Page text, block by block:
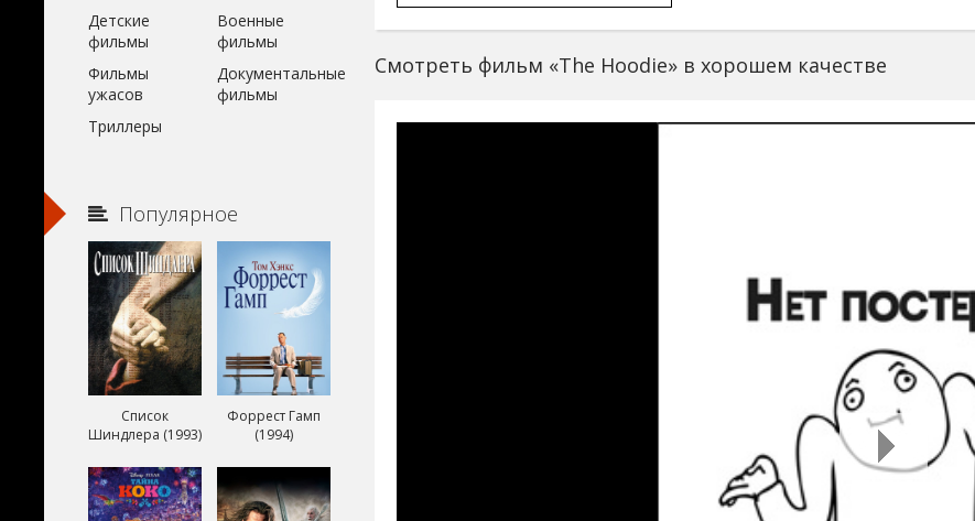
Смотреть фильм «The Hoodie» в хорошем качестве
Детские
фильмы
Военные
фильмы
Фильмы
ужасов
Документальные
фильмы
Триллеры
Популярное
Список
Шиндлера (1993)
Форрест Гамп
(1994)